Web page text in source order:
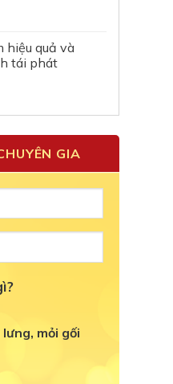
hiệu quả và
tái phát
GIA
mỏi gối